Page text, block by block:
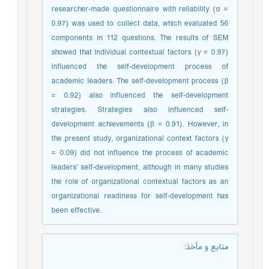
researcher-made questionnaire with reliability (α =
0.97) was used to collect data, which evaluated 56
components in 112 questions. The results of SEM
showed that individual contextual factors (γ = 0.97)
influenced the self-development process of
academic leaders. The self-development process (β
= 0.92) also influenced the self-development
strategies. Strategies also influenced self-
development achievements (β = 0.91). However, in
the present study, organizational context factors (γ
= 0.09) did not influence the process of academic
leaders' self-development, although in many studies
the role of organizational contextual factors as an
organizational readiness for self-development has
been effective.
منابع و مأخذ: